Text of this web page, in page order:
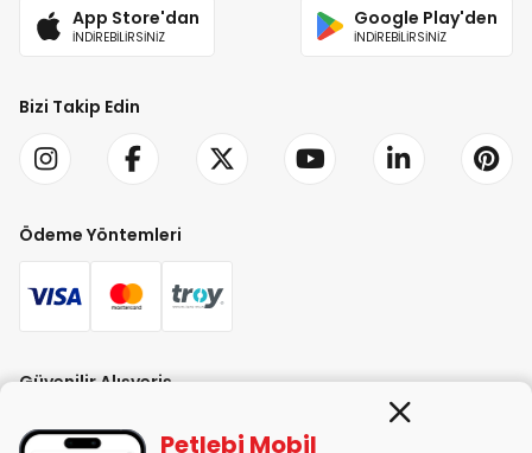
App Store'dan
İNDİREBİLİRSİNİZ
Google Play'den
İNDİREBİLİRSİNİZ
Bizi Takip Edin
Ödeme Yöntemleri
Güvenilir Alışveriş
Petlebi Mobil